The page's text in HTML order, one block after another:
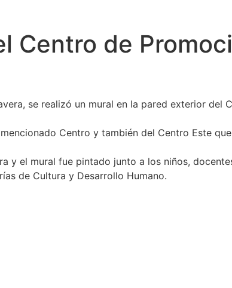
Centro de
se realizó un mural en la pared exterior del
Centro y también del Centro Este
y el mural fue pintado junto a los niños,
de Cultura y Desarrollo Humano.